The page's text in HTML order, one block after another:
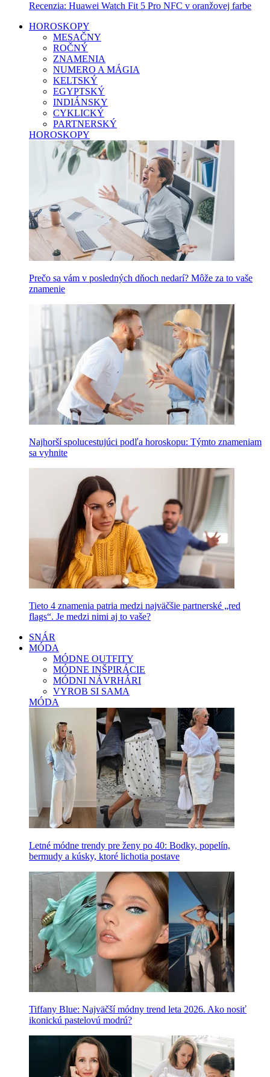
Recenzia: Huawei Watch Fit 5 Pro NFC v oranžovej farbe
HOROSKOPY
MESAČNY
ROČNÝ
ZNAMENIA
NUMERO A MÁGIA
KELTSKÝ
EGYPTSKÝ
INDIÁNSKY
CYKLICKÝ
PARTNERSKÝ
HOROSKOPY
Prečo sa vám v posledných dňoch nedarí? Môže za to vaše
znamenie
Najhorší spolucestujúci podľa horoskopu: Týmto znameniam
sa vyhnite
Tieto 4 znamenia patria medzi najväčšie partnerské „red
flags“. Je medzi nimi aj to vaše?
SNÁR
MÓDA
MÓDNE OUTFITY
MÓDNE INŠPIRÁCIE
MÓDNI NÁVRHÁRI
VYROB SI SAMA
MÓDA
Letné módne trendy pre ženy po 40: Bodky, popelín,
bermudy a kúsky, ktoré lichotia postave
Tiffany Blue: Najväčší módny trend leta 2026. Ako nosiť
ikonickú pastelovú modrú?